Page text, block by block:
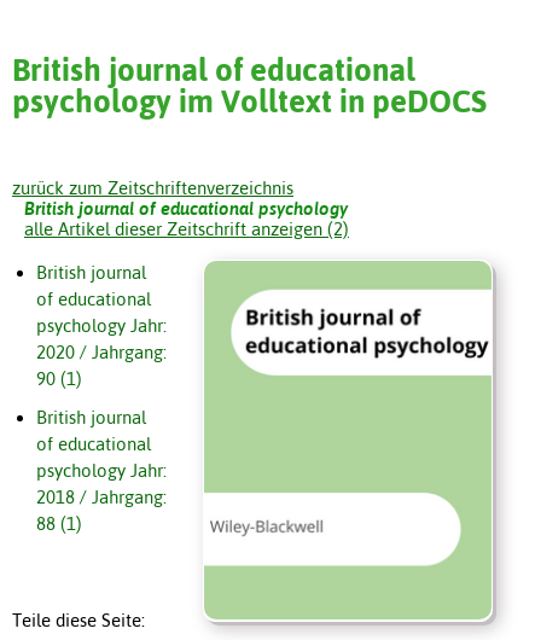
British journal of educational
psychology im Volltext in peDOCS
zurück zum Zeitschriftenverzeichnis
British journal of educational psychology
alle Artikel dieser Zeitschrift anzeigen (2)
British journal
of educational
psychology Jahr:
2020 / Jahrgang:
90 (1)
British journal
of educational
psychology Jahr:
2018 / Jahrgang:
88 (1)
Teile diese Seite: